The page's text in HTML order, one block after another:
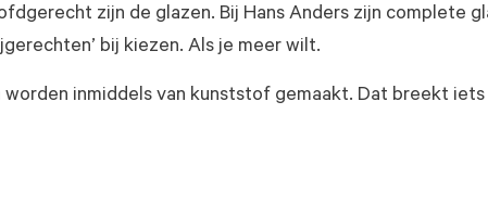
zijn de glazen. Bij Hans Anders zijn complete
bij kiezen. Als je meer wilt.
inmiddels van kunststof gemaakt. Dat breekt iets